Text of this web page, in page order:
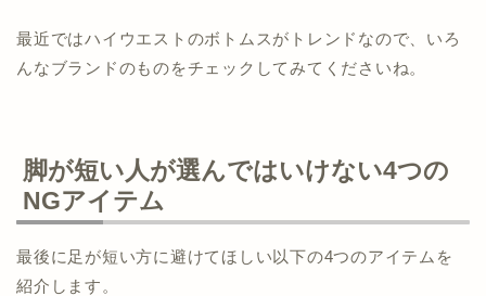
最近ではハイウエストのボトムスがトレンドなので、いろ
んなブランドのものをチェックしてみてくださいね。
脚が短い人が選んではいけない4つの
NGアイテム
最後に足が短い方に避けてほしい以下の4つのアイテムを
紹介します。